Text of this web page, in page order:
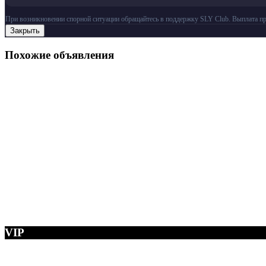
При возникновении спорной ситуации обращайтесь в поддержку SLY Club. Выплата
Закрыть
Похожие объявления
VIP